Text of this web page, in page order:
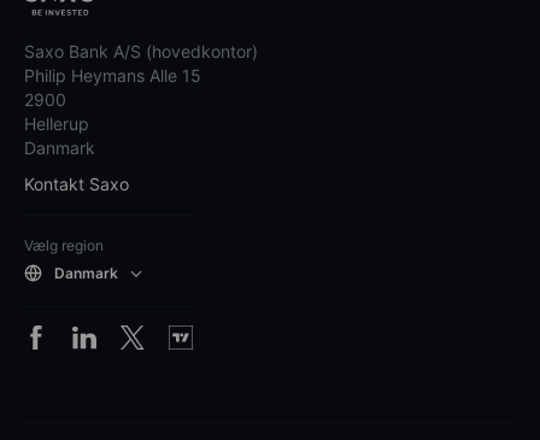
Saxo Bank A/S (hovedkontor)
Philip Heymans Alle 15
2900
Hellerup
Danmark
Kontakt Saxo
Vælg region
Danmark